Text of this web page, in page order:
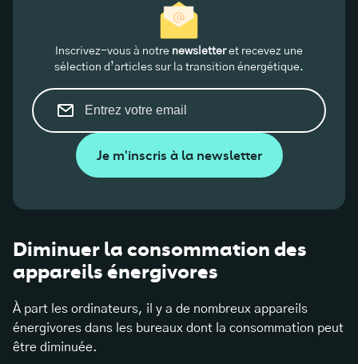
Inscrivez-vous à notre newsletteret recevez une
sélection d’articles sur la transition énergétique.
Je m'inscris à la newsletter
Diminuer la consommation des
appareils énergivores
À part les ordinateurs, il y a de nombreux appareils
énergivores dans les bureaux dont la consommation peut
être diminuée.